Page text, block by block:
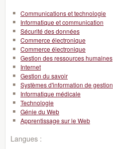
Communications et technologie
Informatique et communication
Sécurité des données
Commerce électronique
Commerce électronique
Gestion des ressources humaines
Internet
Gestion du savoir
Systèmes d'information de gestion
Informatique médicale
Technologie
Génie du Web
Apprentissage sur le Web
Langues :